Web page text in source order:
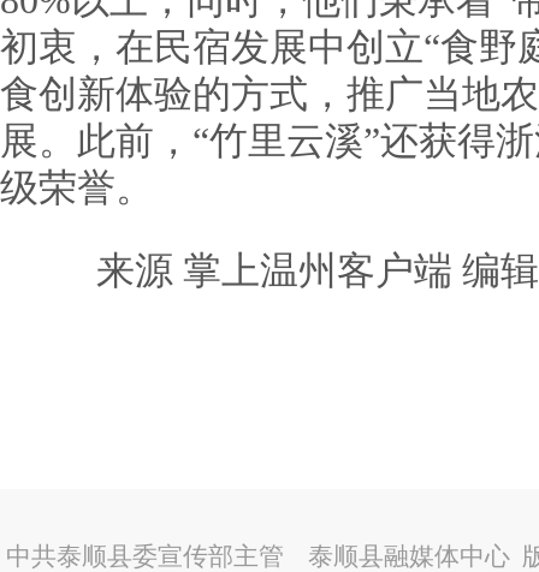
初衷，在民宿发展中创立“食野
食创新体验的方式，推广当地
展。此前，“竹里云溪”还获得
级荣誉。
来源 掌上温州客户端 编辑
中共泰顺县委宣传部主管 泰顺县融媒体中心